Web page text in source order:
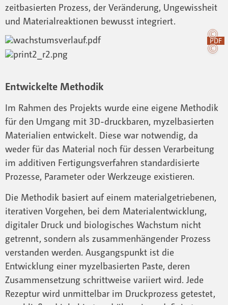
zeitbasierten Prozess, der Veränderung, Ungewissheit
und Materialreaktionen bewusst integriert.
PDF
Entwickelte Methodik
Im Rahmen des Projekts wurde eine eigene Methodik
für den Umgang mit 3D-druckbaren, myzelbasierten
Materialien entwickelt. Diese war notwendig, da
weder für das Material noch für dessen Verarbeitung
im additiven Fertigungsverfahren standardisierte
Prozesse, Parameter oder Werkzeuge existieren.
Die Methodik basiert auf einem materialgetriebenen,
iterativen Vorgehen, bei dem Materialentwicklung,
digitaler Druck und biologisches Wachstum nicht
getrennt, sondern als zusammenhängender Prozess
verstanden werden. Ausgangspunkt ist die
Entwicklung einer myzelbasierten Paste, deren
Zusammensetzung schrittweise variiert wird. Jede
Rezeptur wird unmittelbar im Druckprozess getestet,